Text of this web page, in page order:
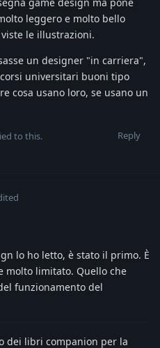
leggero e molto bello
le illustrazioni.
un designer "in carriera",
universitari buoni tipo
cosa usano loro, se usano un
Reply
to this.
lo ho letto, è stato il primo. È
molto limitato. Quello che
funzionamento del
dei libri companion per la